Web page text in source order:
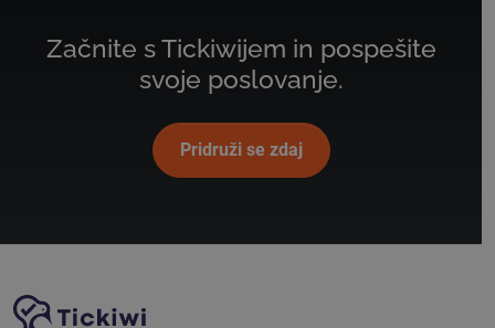
Začnite s Tickiwijem in pospešite
svoje poslovanje.
Pridruži se zdaj
Navigacija spletnega mesta
Platforma Tickiwi